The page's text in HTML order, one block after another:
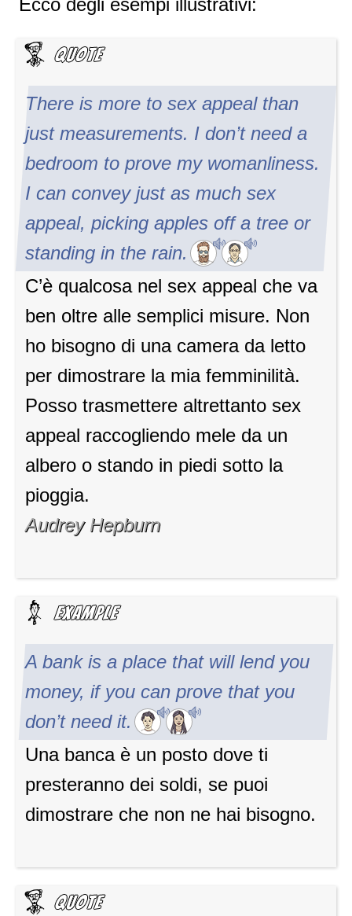
Ecco degli esempi illustrativi:
There is more to sex appeal than
just measurements. I don’t need a
bedroom to prove my womanliness.
I can convey just as much sex
appeal, picking apples off a tree or
standing in the rain.
C’è qualcosa nel sex appeal che va
ben oltre alle semplici misure. Non
ho bisogno di una camera da letto
per dimostrare la mia femminilità.
Posso trasmettere altrettanto sex
appeal raccogliendo mele da un
albero o stando in piedi sotto la
pioggia.
Audrey Hepburn
A bank is a place that will lend you
money, if you can prove that you
don’t need it.
Una banca è un posto dove ti
presteranno dei soldi, se puoi
dimostrare che non ne hai bisogno.